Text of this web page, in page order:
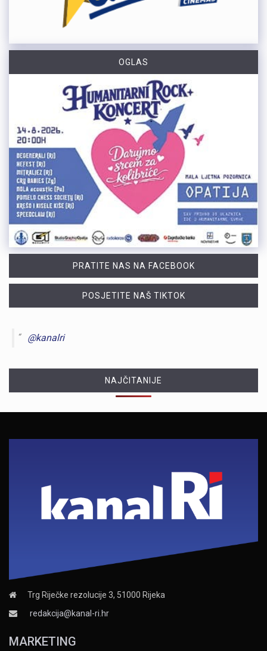
OGLAS
PRATITE NAS NA FACEBOOK
POSJETITE NAŠ TIKTOK
@kanalri
NAJČITANIJE
Trg Riječke rezolucije 3, 51000 Rijeka
redakcija@kanal-ri.hr
MARKETING